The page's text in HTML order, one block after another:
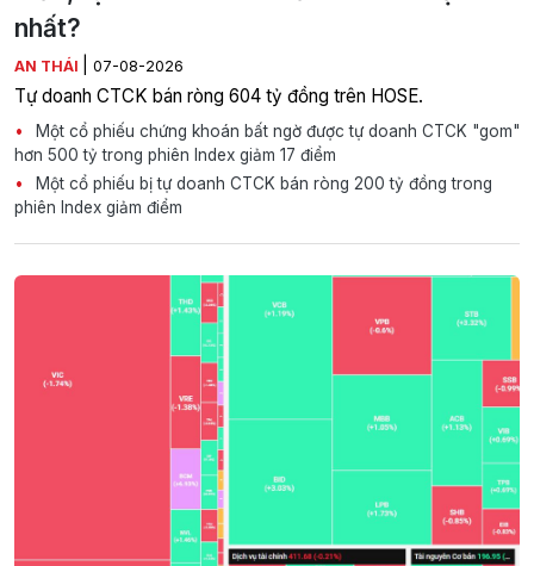
nhất?
AN THÁI 07-08-2026
Tự doanh CTCK bán ròng 604 tỷ đồng trên HOSE.
Một cổ phiếu chứng khoán bất ngờ được tự doanh CTCK "gom"
hơn 500 tỷ trong phiên Index giảm 17 điểm
Một cổ phiếu bị tự doanh CTCK bán ròng 200 tỷ đồng trong
phiên Index giảm điểm